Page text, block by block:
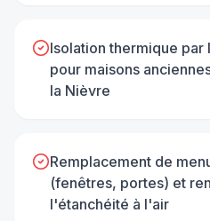
Isolation thermique
pour maisons
la Nièvre
Remplacement de
(fenêtres, portes) et
l'étanchéité à l'air